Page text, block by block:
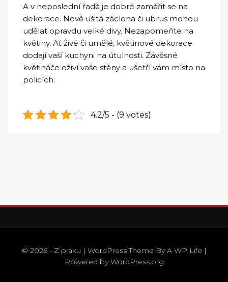
A v neposlední řadě je dobré zaměřit se na
dekorace. Nově ušitá záclona či ubrus mohou
udělat opravdu velké divy. Nezapomeňte na
květiny. Ať živé či umělé, květinové dekorace
dodají vaší kuchyni na útulnosti. Závěsné
květináče oživí vaše stěny a ušetří vám místo na
policích.
4.2/5 - (9 votes)
© 2026 - Z praku | WordPress Theme ByA WP Life |
Powered byWordPress.org